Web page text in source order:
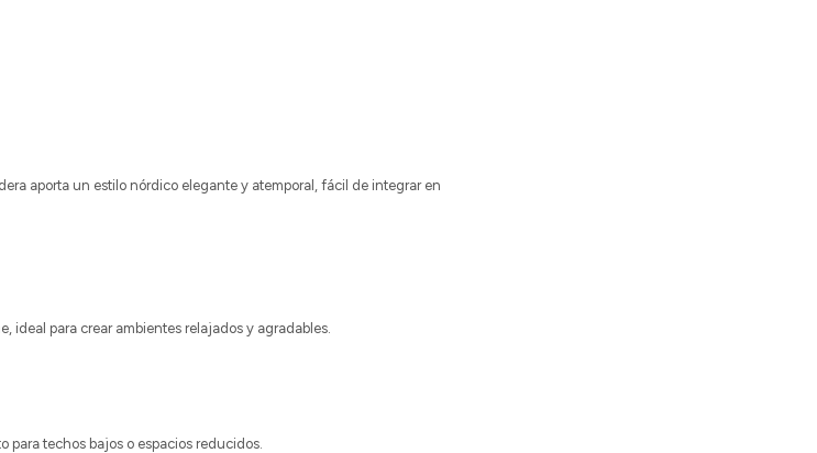
aporta un estilo nórdico elegante y atemporal, fácil de integrar en
ideal para crear ambientes relajados y agradables.
para techos bajos o espacios reducidos.